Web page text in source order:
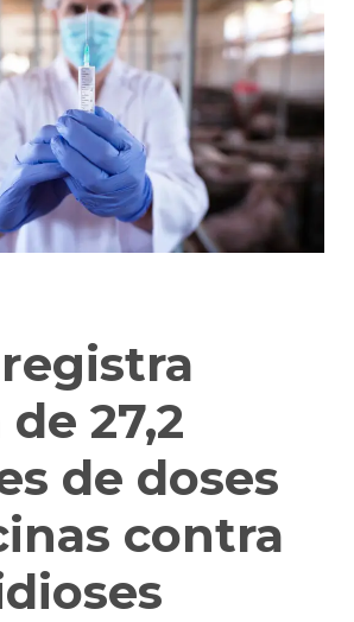
27,2
de doses
contra